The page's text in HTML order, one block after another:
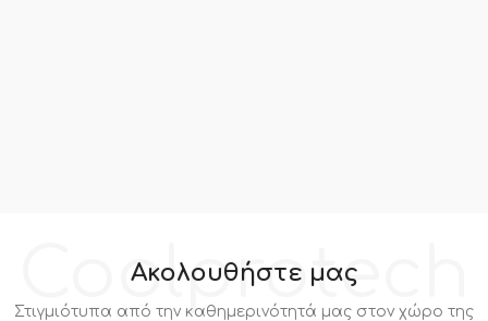
Coolprotech
Ακολουθήστε μας
Στιγμιότυπα από την καθημερινότητά μας στον χώρο της